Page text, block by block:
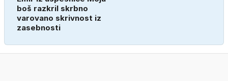
boš razkril skrbno
varovano skrivnost iz
zasebnosti